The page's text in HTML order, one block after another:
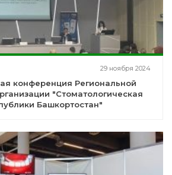
29 ноября 2024
конференция Региональной
"Стоматологическая
Башкортостан"